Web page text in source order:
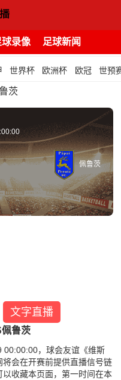
球录像 足球新闻
世界杯 欧洲杯 欧冠 世预
茨
佩鲁茨
文字直播
鲁茨
，球会友谊《维斯
会在开赛前提供直播信号链
收藏本页面，第一时间在本